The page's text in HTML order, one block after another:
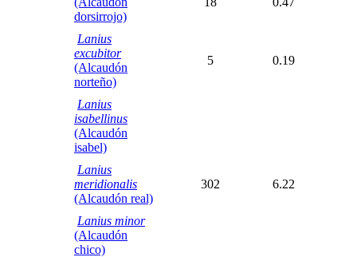
dorsirrojo)
Lanius
excubitor
(Alcaudón
norteño)
5 0.19
Lanius
isabellinus
(Alcaudón
isabel)
Lanius
meridionalis
(Alcaudón real)
302 6.22
Lanius minor
(Alcaudón
chico)